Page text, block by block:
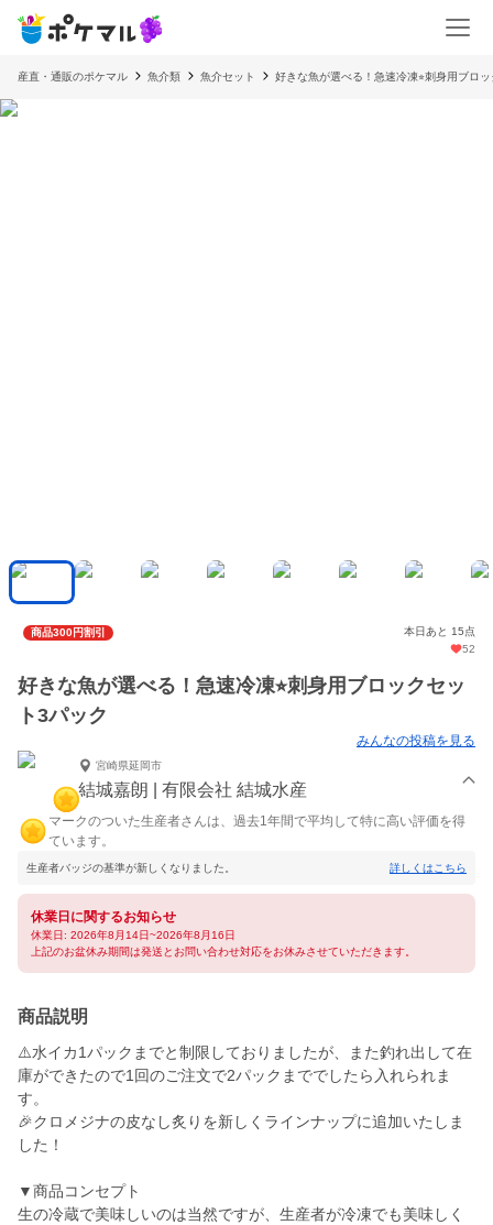
産直・通販のポケマル 魚介類 魚介セット 好きな魚が選べる！急速冷凍⭐︎刺身用ブロ
商品300円割引
本日あと 15点
52
好きな魚が選べる！急速冷凍⭐︎刺身用ブロックセッ
ト3パック
みんなの投稿を見る
宮崎県延岡市
結城嘉朗 | 有限会社 結城水産
マークのついた生産者さんは、過去1年間で平均して特に高い評価を得
ています。
生産者バッジの基準が新しくなりました。 詳しくはこちら
休業日に関するお知らせ
休業日: 2026年8月14日~2026年8月16日
上記のお盆休み期間は発送とお問い合わせ対応をお休みさせていただきます。
商品説明
⚠️水イカ1パックまでと制限しておりましたが、また釣れ出して在
庫ができたので1回のご注文で2パックまででしたら入れられま
す。
🎉クロメジナの皮なし炙りを新しくラインナップに追加いたしま
した！
▼商品コンセプト
生の冷蔵で美味しいのは当然ですが、生産者が冷凍でも美味しく